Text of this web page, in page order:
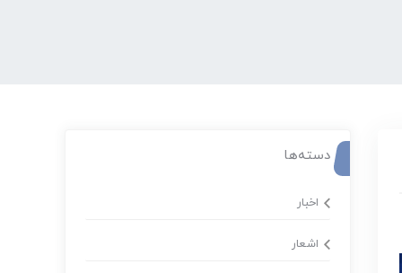
دسته‌ها
اخبار
اشعار